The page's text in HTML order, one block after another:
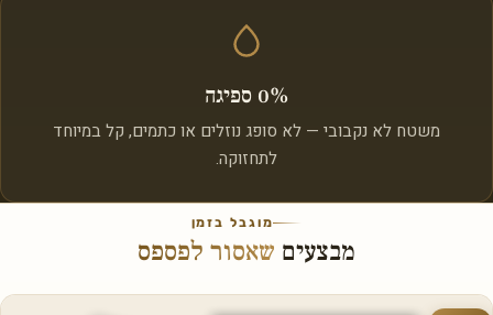
0% ספיגה
משטח לא נקבובי — לא סופג נוזלים או כתמים, קל במיוחד
לתחזוקה.
מוגבל בזמן
מבצעים שאסור לפספס